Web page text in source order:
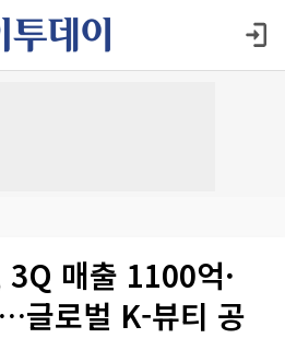
3Q 매출 1100억·
글로벌 K-뷰티 공